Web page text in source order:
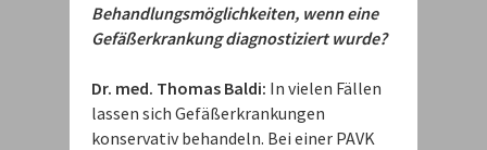
Behandlungsmöglichkeiten, wenn eine
Gefäßerkrankung diagnostiziert wurde?
Dr. med. Thomas Baldi: In vielen Fällen
lassen sich Gefäßerkrankungen
konservativ behandeln. Bei einer PAVK